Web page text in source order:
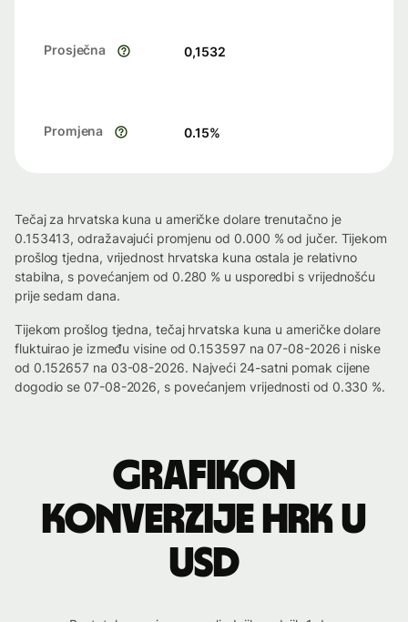
Prosječna 0,1532
Promjena 0.15%
Tečaj za hrvatska kuna u američke dolare trenutačno je
0.153413, odražavajući promjenu od 0.000 % od jučer. Tijekom
prošlog tjedna, vrijednost hrvatska kuna ostala je relativno
stabilna, s povećanjem od 0.280 % u usporedbi s vrijednošću
prije sedam dana.
Tijekom prošlog tjedna, tečaj hrvatska kuna u američke dolare
fluktuirao je između visine od 0.153597 na 07-08-2026 i niske
od 0.152657 na 03-08-2026. Najveći 24-satni pomak cijene
dogodio se 07-08-2026, s povećanjem vrijednosti od 0.330 %.
Grafikon
konverzije HRK u
USD